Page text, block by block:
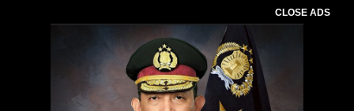
CLOSE ADS